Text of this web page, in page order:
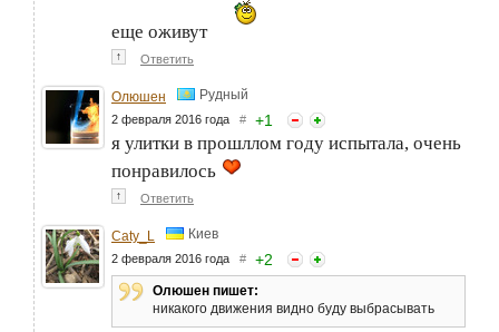
еще оживут
↑ Ответить
Олюшен Рудный
2 февраля 2016 года # +1
я улитки в прошллом году испытала, очень
понравилось
↑ Ответить
Caty_L Киев
2 февраля 2016 года # +2
Олюшен пишет:
никакого движения видно буду выбрасывать